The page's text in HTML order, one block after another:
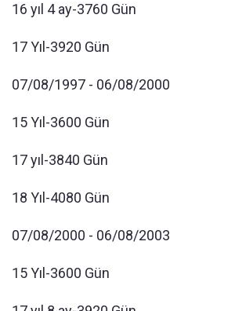
16 yıl 4 ay-3760 Gün
17 Yıl-3920 Gün
07/08/1997 - 06/08/2000
15 Yıl-3600 Gün
17 yıl-3840 Gün
18 Yıl-4080 Gün
07/08/2000 - 06/08/2003
15 Yıl-3600 Gün